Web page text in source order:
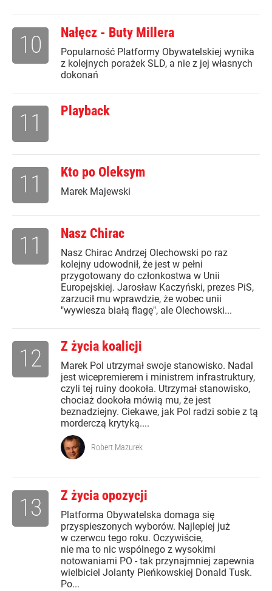
Nałęcz - Buty Millera
Popularność Platformy Obywatelskiej wynika
z kolejnych porażek SLD, a nie z jej własnych
dokonań
10
Playback
11
Kto po Oleksym
Marek Majewski
11
Nasz Chirac
Nasz Chirac Andrzej Olechowski po raz
kolejny udowodnił, że jest w pełni
przygotowany do członkostwa w Unii
Europejskiej. Jarosław Kaczyński, prezes PiS,
zarzucił mu wprawdzie, że wobec unii
"wywiesza białą flagę", ale Olechowski...
11
Z życia koalicji
Marek Pol utrzymał swoje stanowisko. Nadal
jest wicepremierem i ministrem infrastruktury,
czyli tej ruiny dookoła. Utrzymał stanowisko,
chociaż dookoła mówią mu, że jest
beznadziejny. Ciekawe, jak Pol radzi sobie z tą
morderczą krytyką....
12
Robert Mazurek
Z życia opozycji
Platforma Obywatelska domaga się
przyspieszonych wyborów. Najlepiej już
w czerwcu tego roku. Oczywiście,
nie ma to nic wspólnego z wysokimi
notowaniami PO - tak przynajmniej zapewnia
wielbiciel Jolanty Pieńkowskiej Donald Tusk.
Po...
13